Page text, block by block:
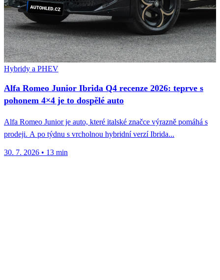
Hybridy a PHEV
Alfa Romeo Junior Ibrida Q4 recenze 2026: teprve s
pohonem 4×4 je to dospělé auto
Alfa Romeo Junior je auto, které italské značce výrazně pomáhá s
prodeji. A po týdnu s vrcholnou hybridní verzí Ibrida...
30. 7. 2026 • 13 min